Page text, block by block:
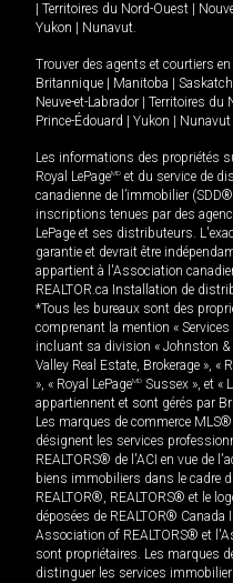
Territoires du Nord-Ouest
Yukon
Nunavut.
Trouver des agents et courtiers en
Britannique
Manitoba
Neuve-et-Labrador
Territoires du
Prince-Édouard
Yukon Nunavut
Les informations des propriétés
Royal LePageMD et du service de
canadienne de l’immobilier
inscriptions tenues par des
LePage et ses distributeurs.
garantie et devrait être
appartient à l'Association
REALTOR.ca Installation de
*Tous les bureaux sont des
comprenant la mention «
incluant sa division « Johnston &
Valley Real Estate, Brokerage », «
», « Royal LePageMD Sussex », et «
appartiennent et sont gérés par
Les marques de commerce
désignent les services
REALTORS® de l'ACI en vue de
biens immobiliers dans le cadre
REALTOR®, REALTORS® et le
déposées de REALTOR®
Association of REALTORS® et
sont propriétaires. Les marques
distinguer les services